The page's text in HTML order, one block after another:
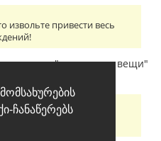
ჩანაწერებს
извольте привести весь
про "очевидные вещи"
доказательства своим